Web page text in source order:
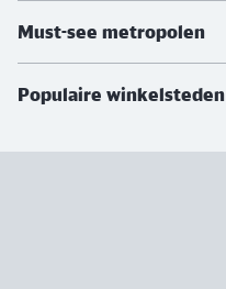
Must-see metropolen
Populaire winkelsteden